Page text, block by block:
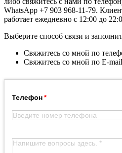
WhatsApp +7 903 968-11-79.
работает ежедневно с 12:00 до
Выберите способ связи и
Свяжитесь со мной по
Свяжитесь со мной по E-mail
Телефон